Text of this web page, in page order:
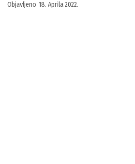
Objavljeno 18. Aprila 2022.